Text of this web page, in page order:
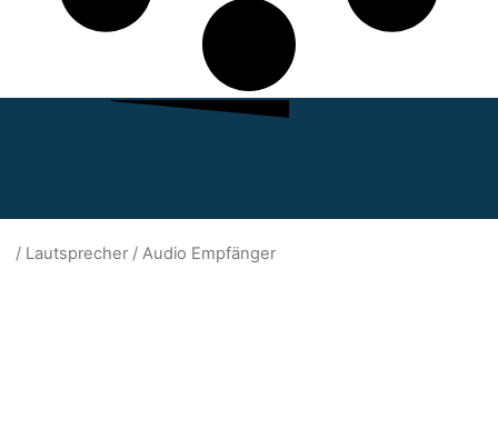
/ Lautsprecher / Audio Empfänger